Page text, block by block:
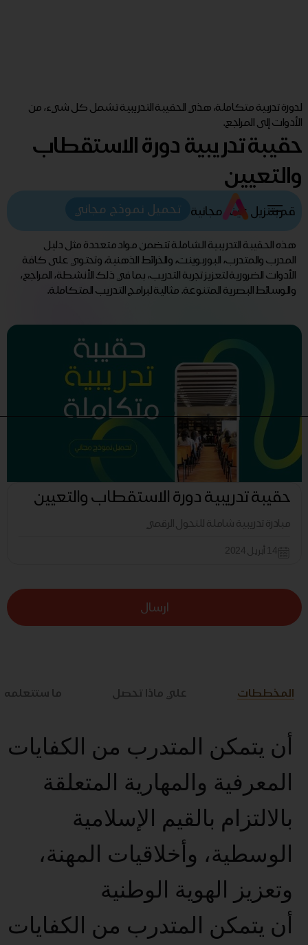
لدورة تدربية متكاملة، هذي الحقيبة التدريبية تشمل كل شيء، من
الأدوات إلى المراجع.
حقيبة تدريبية دورة الاستقطاب
والتعيين
قم بتنزيل عينة مجانية تحميل نموذج مجاني
هذه الحقيبة التدريبية الشاملة تتضمن مواد متعددة مثل دليل
المدرب والمتدرب، البوربوينت، والخرائط الذهنية، وتحتوي على كافة
الأدوات الضرورية لتعزيز تجربة التدريب، بما في ذلك الأنشطة، المراجع،
والوسائط البصرية المتنوعة. مثالية لبرامج التدريب المتكاملة.
حقيبة تدريبية دورة الاستقطاب والتعيين
مبادرة تدريبية شاملة للتحول الرقمي
14 أبريل 2024
ارسال
المخططات علي ماذا تحصل ما ستتعلمه
أن يتمكن المتدرب من الكفايات
المعرفية والمهارية المتعلقة
بالالتزام بالقيم الإسلامية
الوسطية، وأخلاقيات المهنة،
وتعزيز الهوية الوطنية
أن يتمكن المتدرب من الكفايات